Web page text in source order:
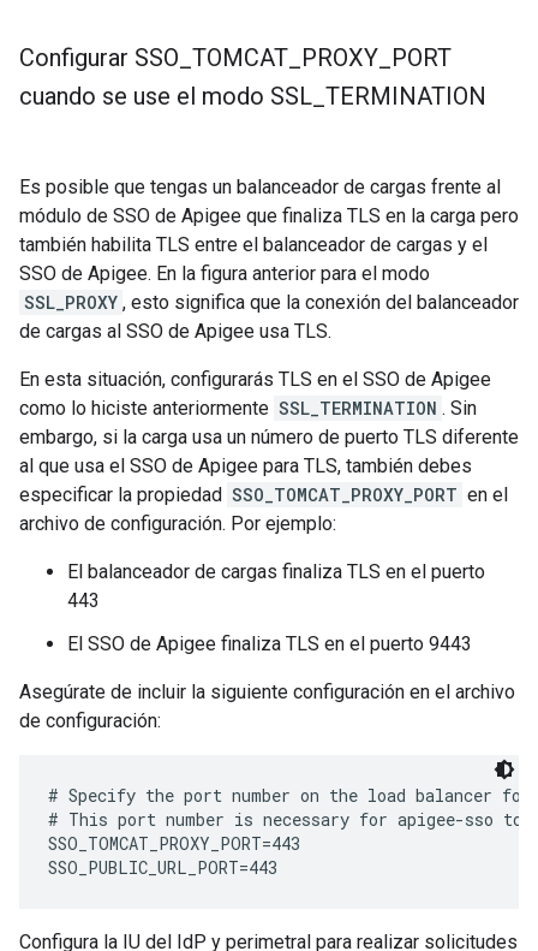
Configurar SSO TOMCAT PROXY PORT
cuando se use el modo SSL TERMINATION
Es posible que tengas un balanceador de cargas frente al
módulo de SSO de Apigee que finaliza TLS en la carga pero
también habilita TLS entre el balanceador de cargas y el
SSO de Apigee. En la figura anterior para el modo
SSL_PROXY , esto significa que la conexión del balanceador
de cargas al SSO de Apigee usa TLS.
En esta situación, configurarás TLS en el SSO de Apigee
como lo hiciste anteriormente SSL_TERMINATION . Sin
embargo, si la carga usa un número de puerto TLS diferente
al que usa el SSO de Apigee para TLS, también debes
especificar la propiedad SSO_TOMCAT_PROXY_PORT en el
archivo de configuración. Por ejemplo:
El balanceador de cargas finaliza TLS en el puerto
443
El SSO de Apigee finaliza TLS en el puerto 9443
Asegúrate de incluir la siguiente configuración en el archivo
de configuración:
# Specify the port number on the load balancer
# This port number is necessary for apigee-sso to
SSO_TOMCAT_PROXY_PORT=443
SSO_PUBLIC_URL_PORT=443
Configura la IU del IdP y perimetral para realizar solicitudes